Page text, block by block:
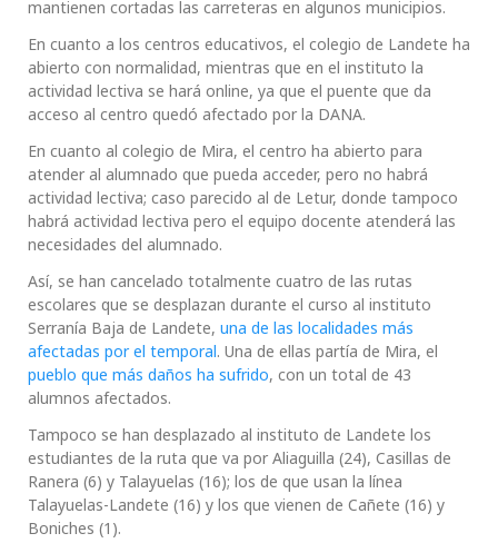
mantienen cortadas las carreteras en algunos municipios.
En cuanto a los centros educativos, el colegio de Landete ha
abierto con normalidad, mientras que en el instituto la
actividad lectiva se hará online, ya que el puente que da
acceso al centro quedó afectado por la DANA.
En cuanto al colegio de Mira, el centro ha abierto para
atender al alumnado que pueda acceder, pero no habrá
actividad lectiva; caso parecido al de Letur, donde tampoco
habrá actividad lectiva pero el equipo docente atenderá las
necesidades del alumnado.
Así, se han cancelado totalmente cuatro de las rutas
escolares que se desplazan durante el curso al instituto
Serranía Baja de Landete, una de las localidades más
afectadas por el temporal. Una de ellas partía de Mira, el
pueblo que más daños ha sufrido, con un total de 43
alumnos afectados.
Tampoco se han desplazado al instituto de Landete los
estudiantes de la ruta que va por Aliaguilla (24), Casillas de
Ranera (6) y Talayuelas (16); los de que usan la línea
Talayuelas-Landete (16) y los que vienen de Cañete (16) y
Boniches (1).